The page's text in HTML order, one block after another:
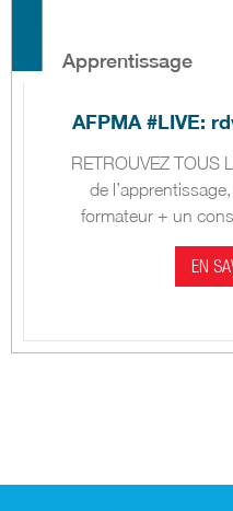
Apprentissage
AFPMA #LIVE:
RETROUVEZ TOUS
de
formateur + un
diplômes
EN